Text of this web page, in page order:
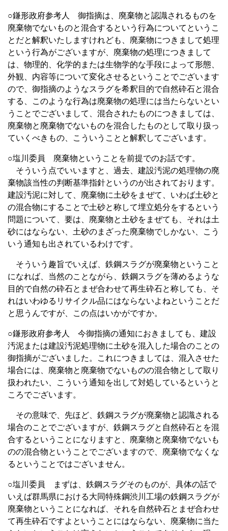
○鎌形政府参考人 御指摘は、廃棄物と認識されるものを
廃棄物でないものと混合するという行為についてというこ
とだと解釈いたしますけれども、廃棄物につきまして処理
という行為がございますが、廃棄物の処理につきまして
は、物理的、化学的または生物学的な手段によって形態、
外観、内容等について変化させるということでございます
ので、御指摘のようなスラグを希釈目的で自然砕石と混合
する、このような行為は廃棄物の処理には当たらないとい
うことでございまして、混合されたものにつきましては、
廃棄物と廃棄物でないものを混合したものとして取り扱っ
ていくべきもの、こういうことと解釈してございます。
○塩川委員 廃棄物ということを前提でのお話です。
そういう点でいいますと、過去、建設汚泥の処理物の廃
棄物該当性の判断基準指針というのが出されております。
建設汚泥に対して、廃棄物に土砂をまぜて、いわば土砂と
の混合物にすることで土砂と称して埋立処分をするという
問題について、要は、廃棄物と土砂をまぜても、それは土
砂にはならない、土砂のまざった廃棄物でしかない、こう
いう通知も出されているわけです。
そういう趣旨でいえば、鉄鋼スラグが廃棄物ということ
になれば、当然のことながら、鉄鋼スラグを薄めるような
目的で自然の砕石とまぜ合わせて再生砕石と称しても、そ
れはいわゆるリサイクル品にはならないよねということだ
と思うんですが、この点はいかがですか。
○鎌形政府参考人 今御指摘の通知におきましても、建設
汚泥または建設汚泥処理物に土砂を混入した場合のことの
御指摘がございました。これにつきましては、混入させた
場合には、廃棄物と廃棄物でないものの混合物として取り
扱われたい、こういう通知を出して対処しているというと
ころでございます。
その意味で、先ほど、鉄鋼スラグが廃棄物と認識される
場合のことでございますが、鉄鋼スラグと自然砕石とを混
合するということになりますと、廃棄物と廃棄物でないも
のの混合物ということでございますので、廃棄物でなくな
るということではございません。
○塩川委員 まずは、鉄鋼スラグそのものが、具体の話で
いえば群馬県における大同特殊鋼渋川工場の鉄鋼スラグが
廃棄物ということになれば、それを自然砕石とまぜ合わせ
て再生砕石ですよということにはならない、廃棄物に当た